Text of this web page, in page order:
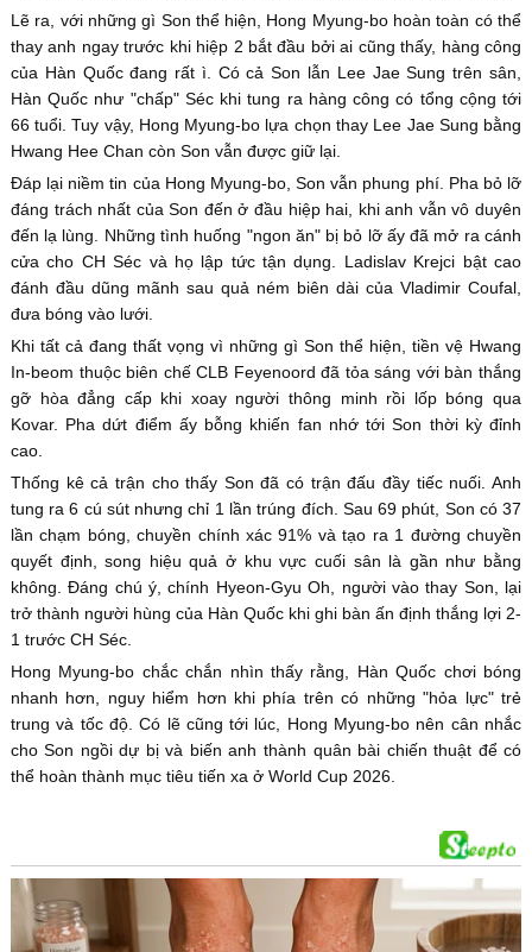
Lẽ ra, với những gì Son thể hiện, Hong Myung-bo hoàn toàn có thể
thay anh ngay trước khi hiệp 2 bắt đầu bởi ai cũng thấy, hàng công
của Hàn Quốc đang rất ì. Có cả Son lẫn Lee Jae Sung trên sân,
Hàn Quốc như "chấp" Séc khi tung ra hàng công có tổng cộng tới
66 tuổi. Tuy vậy, Hong Myung-bo lựa chọn thay Lee Jae Sung bằng
Hwang Hee Chan còn Son vẫn được giữ lại.
Đáp lại niềm tin của Hong Myung-bo, Son vẫn phung phí. Pha bỏ lỡ
đáng trách nhất của Son đến ở đầu hiệp hai, khi anh vẫn vô duyên
đến lạ lùng. Những tình huống "ngon ăn" bị bỏ lỡ ấy đã mở ra cánh
cửa cho CH Séc và họ lập tức tận dụng. Ladislav Krejci bật cao
đánh đầu dũng mãnh sau quả ném biên dài của Vladimir Coufal,
đưa bóng vào lưới.
Khi tất cả đang thất vọng vì những gì Son thể hiện, tiền vệ Hwang
In-beom thuộc biên chế CLB Feyenoord đã tỏa sáng với bàn thắng
gỡ hòa đẳng cấp khi xoay người thông minh rồi lốp bóng qua
Kovar. Pha dứt điểm ấy bỗng khiến fan nhớ tới Son thời kỳ đỉnh
cao.
Thống kê cả trận cho thấy Son đã có trận đấu đầy tiếc nuối. Anh
tung ra 6 cú sút nhưng chỉ 1 lần trúng đích. Sau 69 phút, Son có 37
lần chạm bóng, chuyền chính xác 91% và tạo ra 1 đường chuyền
quyết định, song hiệu quả ở khu vực cuối sân là gần như bằng
không. Đáng chú ý, chính Hyeon-Gyu Oh, người vào thay Son, lại
trở thành người hùng của Hàn Quốc khi ghi bàn ấn định thắng lợi 2-
1 trước CH Séc.
Hong Myung-bo chắc chắn nhìn thấy rằng, Hàn Quốc chơi bóng
nhanh hơn, nguy hiểm hơn khi phía trên có những "hỏa lực" trẻ
trung và tốc độ. Có lẽ cũng tới lúc, Hong Myung-bo nên cân nhắc
cho Son ngồi dự bị và biến anh thành quân bài chiến thuật để có
thể hoàn thành mục tiêu tiến xa ở World Cup 2026.